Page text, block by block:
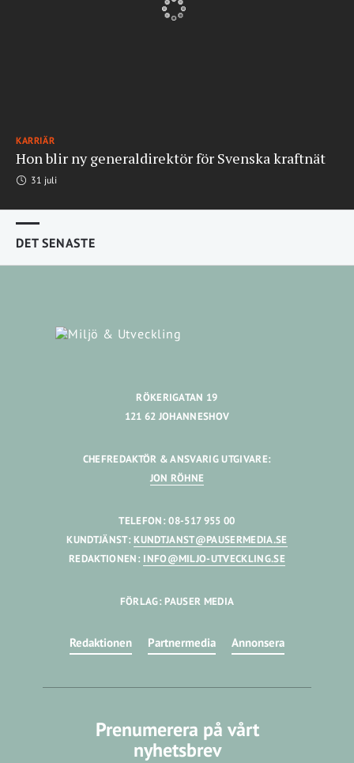
KARRIÄR
Hon blir ny generaldirektör för Svenska kraftnät
31 juli
DET SENASTE
RÖKERIGATAN 19
121 62 JOHANNESHOV
CHEFREDAKTÖR & ANSVARIG UTGIVARE:
JON RÖHNE
TELEFON: 08-517 955 00
KUNDTJÄNST: KUNDTJANST@PAUSERMEDIA.SE
REDAKTIONEN: INFO@MILJO-UTVECKLING.SE
FÖRLAG: PAUSER MEDIA
Redaktionen Partnermedia Annonsera
Prenumerera på vårt
nyhetsbrev